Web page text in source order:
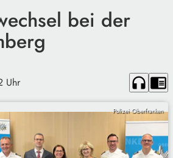
bei der
Uhr headphones chrome_reader_mode
Polizei Oberfranken